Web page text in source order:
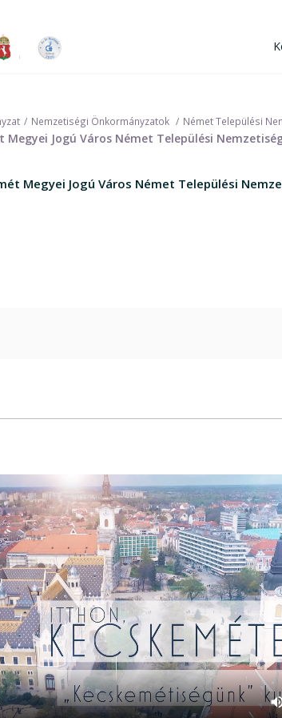
Honlapja
Nemzetiségi Önkormányzatok Német Települési
Megyei Jogú Város Német Települési
Megyei Jogú Város Német Települési